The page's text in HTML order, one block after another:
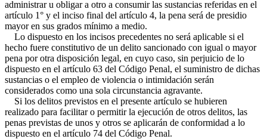
administrar u obligar a otro a consumir las sustancias referidas en el
artículo 1° y el inciso final del artículo 4, la pena será de presidio
mayor en sus grados mínimo a medio.
Lo dispuesto en los incisos precedentes no será aplicable si el
hecho fuere constitutivo de un delito sancionado con igual o mayor
pena por otra disposición legal, en cuyo caso, sin perjuicio de lo
dispuesto en el artículo 63 del Código Penal, el suministro de dichas
sustancias o el empleo de violencia o intimidación serán
considerados como una sola circunstancia agravante.
Si los delitos previstos en el presente artículo se hubieren
realizado para facilitar o permitir la ejecución de otros delitos, las
penas previstas de unos y otros se aplicarán de conformidad a lo
dispuesto en el artículo 74 del Código Penal.